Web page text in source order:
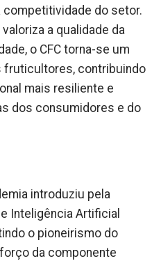
do setor.
a qualidade da
o CFC torna-se um
fruticultores, contribuindo
mais resiliente e
dos consumidores e do
introduziu pela
Inteligência Artificial
o pioneirismo do
da componente